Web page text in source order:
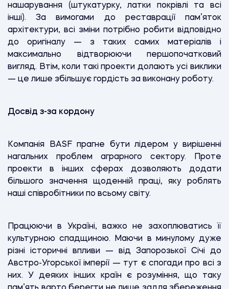
нашарування (штукатурку, латки покрівлі та всі
інші). За вимогами до реставрації пам’яток
архітектури, всі зміни потрібно робити відповідно
до оригіналу — з таких самих матеріалів і
максимально відтворюючи першопочатковий
вигляд. Втім, коли такі проекти долають усі виклики
— це лише збільшує гордість за виконану роботу.
Досвід з-за кордону
Компанія BASF прагне бути лідером у вирішенні
нагальних проблем аграрного сектору. Проте
проекти в інших сферах дозволяють додати
більшого значення щоденній праці, яку роблять
наші співробітники по всьому світу.
Працюючи в Україні, важко не захоплюватись її
культурною спадщиною. Маючи в минулому дуже
різні історичні впливи — від Запорозької Січі до
Австро-Угорської імперії — тут є спогади про всі з
них. У деяких інших країн є розуміння, що таку